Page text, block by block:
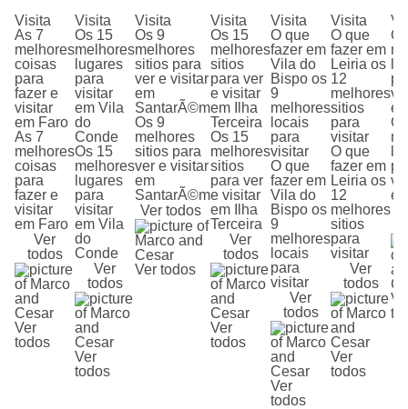
Visita
As 7
melhores
coisas
para
fazer e
visitar
em Faro
As 7
melhores
coisas
para
fazer e
visitar
em Faro
Ver
todos
Ver
todos
Visita
Os 15
melhores
lugares
para
visitar
em Vila
do
Conde
Os 15
melhores
lugares
para
visitar
em Vila
do
Conde
Ver
todos
Ver
todos
Visita
Os 9
melhores
sitios para
ver e visitar
em
SantarÃ©m
Os 9
melhores
sitios para
ver e visitar
em
SantarÃ©m
Ver todos
Ver todos
Visita
Os 15
melhores
sitios
para ver
e visitar
em Ilha
Terceira
Os 15
melhores
sitios
para ver
e visitar
em Ilha
Terceira
Ver
todos
Ver
todos
Visita
O que
fazer em
Vila do
Bispo os
9
melhores
locais
para
visitar
O que
fazer em
Vila do
Bispo os
9
melhores
locais
para
visitar
Ver
todos
Ver
todos
Visita
O que
fazer em
Leiria os
12
melhores
sitios
para
visitar
O que
fazer em
Leiria os
12
melhores
sitios
para
visitar
Ver
todos
Ver
todos